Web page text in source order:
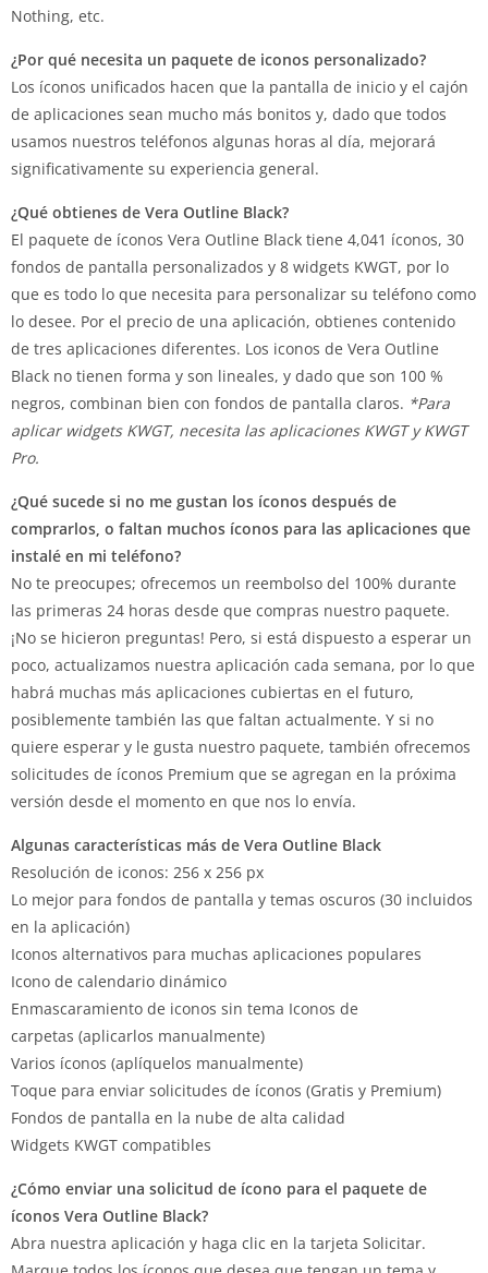
Nothing, etc.
¿Por qué necesita un paquete de iconos personalizado?
Los íconos unificados hacen que la pantalla de inicio y el cajón
de aplicaciones sean mucho más bonitos y, dado que todos
usamos nuestros teléfonos algunas horas al día, mejorará
significativamente su experiencia general.
¿Qué obtienes de Vera Outline Black?
El paquete de íconos Vera Outline Black tiene 4,041 íconos, 30
fondos de pantalla personalizados y 8 widgets KWGT, por lo
que es todo lo que necesita para personalizar su teléfono como
lo desee. Por el precio de una aplicación, obtienes contenido
de tres aplicaciones diferentes. Los iconos de Vera Outline
Black no tienen forma y son lineales, y dado que son 100 %
negros, combinan bien con fondos de pantalla claros. *Para
aplicar widgets KWGT, necesita las aplicaciones KWGT y KWGT
Pro.
¿Qué sucede si no me gustan los íconos después de
comprarlos, o faltan muchos íconos para las aplicaciones que
instalé en mi teléfono?
No te preocupes; ofrecemos un reembolso del 100% durante
las primeras 24 horas desde que compras nuestro paquete.
¡No se hicieron preguntas! Pero, si está dispuesto a esperar un
poco, actualizamos nuestra aplicación cada semana, por lo que
habrá muchas más aplicaciones cubiertas en el futuro,
posiblemente también las que faltan actualmente. Y si no
quiere esperar y le gusta nuestro paquete, también ofrecemos
solicitudes de íconos Premium que se agregan en la próxima
versión desde el momento en que nos lo envía.
Algunas características más de Vera Outline Black
Resolución de iconos: 256 x 256 px
Lo mejor para fondos de pantalla y temas oscuros (30 incluidos
en la aplicación)
Iconos alternativos para muchas aplicaciones populares
Icono de calendario dinámico
Enmascaramiento de iconos sin tema Iconos de
carpetas (aplicarlos manualmente)
Varios íconos (aplíquelos manualmente)
Toque para enviar solicitudes de íconos (Gratis y Premium)
Fondos de pantalla en la nube de alta calidad
Widgets KWGT compatibles
¿Cómo enviar una solicitud de ícono para el paquete de
íconos Vera Outline Black?
Abra nuestra aplicación y haga clic en la tarjeta Solicitar.